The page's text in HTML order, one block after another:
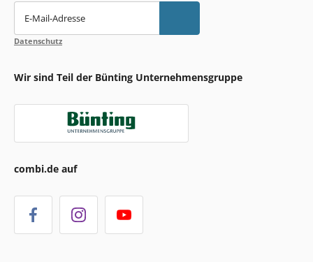
E-Mail-Adresse
Datenschutz
Wir sind Teil der Bünting Unternehmensgruppe
combi.de auf